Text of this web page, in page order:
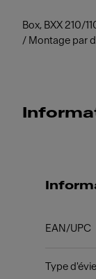
Box, BXX 210/
/ Montage par
EAN/UPC
Type